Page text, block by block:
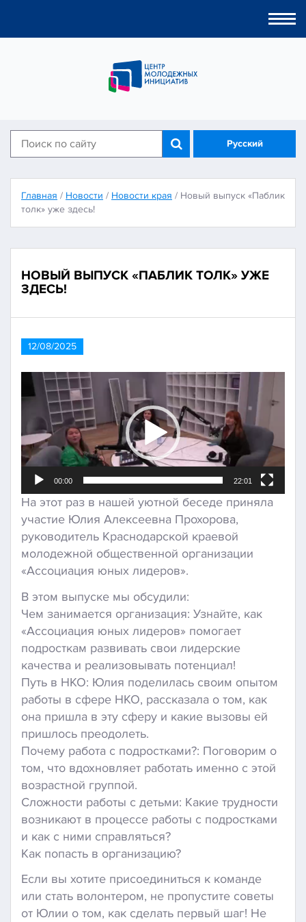
Русский
Главная / Новости / Новости края / Новый выпуск «Паблик
толк» уже здесь!
НОВЫЙ ВЫПУСК «ПАБЛИК ТОЛК» УЖЕ
ЗДЕСЬ!
12/08/2025
Видеоплеер
00:00 22:01
На этот раз в нашей уютной беседе приняла
участие Юлия Алексеевна Прохорова,
руководитель Краснодарской краевой
молодежной общественной организации
«Ассоциация юных лидеров».
В этом выпуске мы обсудили:
Чем занимается организация: Узнайте, как
«Ассоциация юных лидеров» помогает
подросткам развивать свои лидерские
качества и реализовывать потенциал!
Путь в НКО: Юлия поделилась своим опытом
работы в сфере НКО, рассказала о том, как
она пришла в эту сферу и какие вызовы ей
пришлось преодолеть.
Почему работа с подростками?: Поговорим о
том, что вдохновляет работать именно с этой
возрастной группой.
Сложности работы с детьми: Какие трудности
возникают в процессе работы с подростками
и как с ними справляться?
Как попасть в организацию?
Если вы хотите присоединиться к команде
или стать волонтером, не пропустите советы
от Юлии о том, как сделать первый шаг! Не